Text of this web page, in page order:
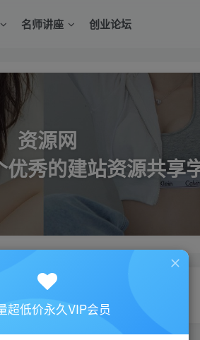
名师讲座 创业论坛
资源网
秀的建站资源共享
超低价永久VIP会员